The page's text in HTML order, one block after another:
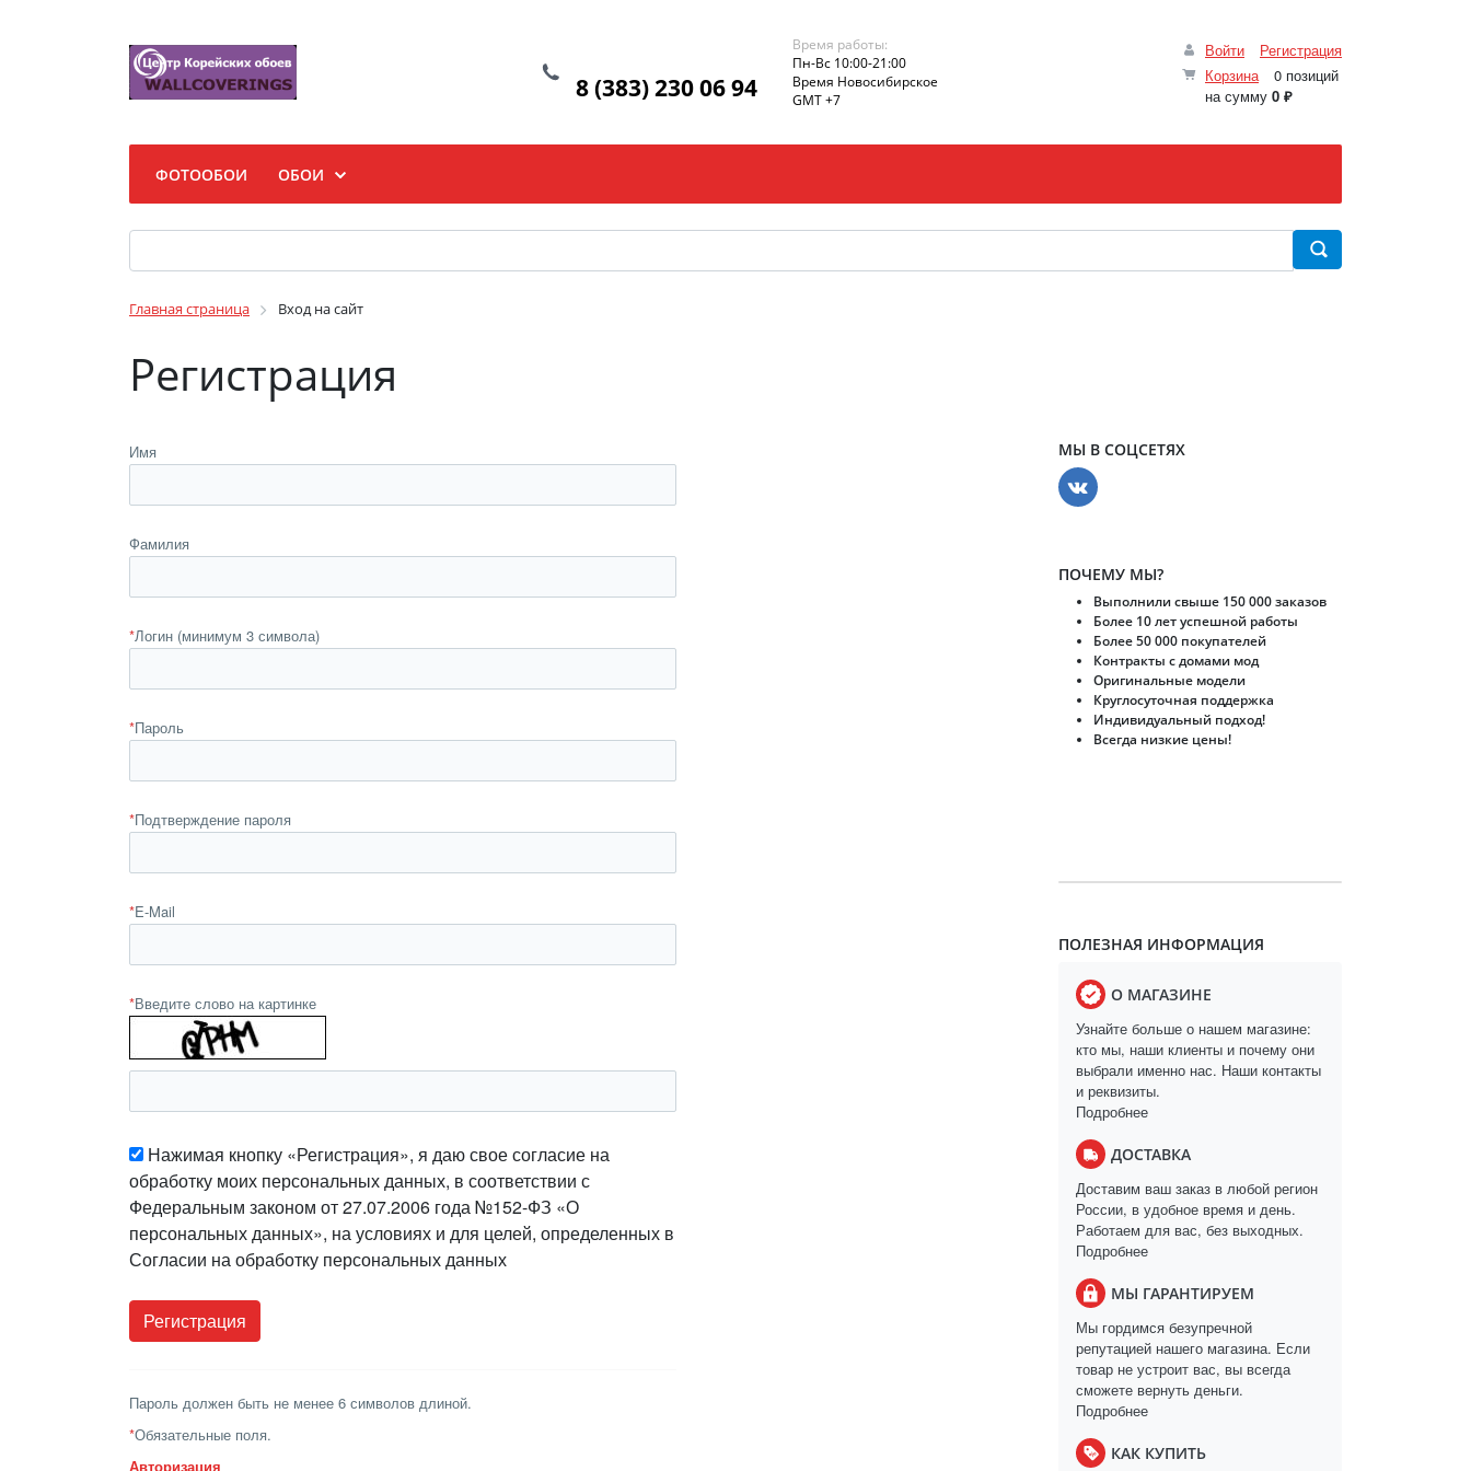
Войти
Регистрация
Корзина
0 позиций
на сумму 0 ₽
8 (383) 230 06 94
Время работы:
Пн-Вс 10:00-21:00
Время Новосибирское
GMT +7
ФОТООБОИ ОБОИ
Главная страница Вход на сайт
Регистрация
Имя
Фамилия
*Логин (минимум 3 символа)
*Пароль
*Подтверждение пароля
*E-Mail
*Введите слово на картинке
Нажимая кнопку «Регистрация», я даю свое согласие на
обработку моих персональных данных, в соответствии с
Федеральным законом от 27.07.2006 года №152-ФЗ «О
персональных данных», на условиях и для целей, определенных в
Согласии на обработку персональных данных
Пароль должен быть не менее 6 символов длиной.
*Обязательные поля.
Авторизация
МЫ В СОЦСЕТЯХ
ПОЧЕМУ МЫ?
Выполнили свыше 150 000 заказов
Более 10 лет успешной работы
Более 50 000 покупателей
Контракты с домами мод
Оригинальные модели
Круглосуточная поддержка
Индивидуальный подход!
Всегда низкие цены!
ПОЛЕЗНАЯ ИНФОРМАЦИЯ
О МАГАЗИНЕ
Узнайте больше о нашем магазине:
кто мы, наши клиенты и почему они
выбрали именно нас. Наши контакты
и реквизиты.
Подробнее
ДОСТАВКА
Доставим ваш заказ в любой регион
России, в удобное время и день.
Работаем для вас, без выходных.
Подробнее
МЫ ГАРАНТИРУЕМ
Мы гордимся безупречной
репутацией нашего магазина. Если
товар не устроит вас, вы всегда
сможете вернуть деньги.
Подробнее
КАК КУПИТЬ